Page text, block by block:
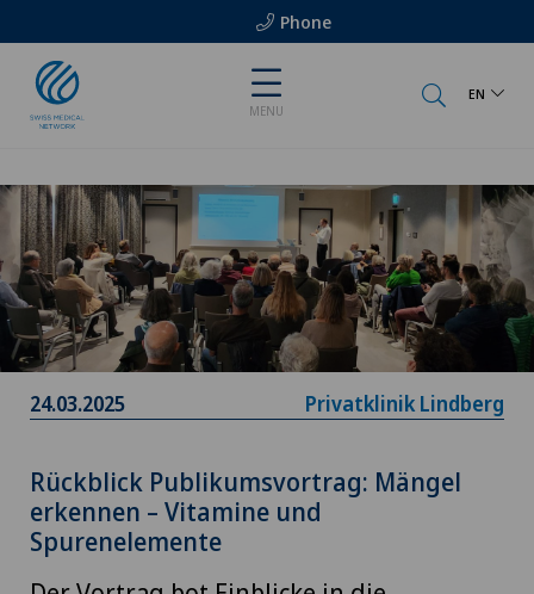
Phone
MENU
EN
24.03.2025 Privatklinik Lindberg
Rückblick Publikumsvortrag: Mängel
erkennen – Vitamine und
Spurenelemente